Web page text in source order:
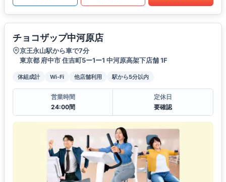
チョコザップ中河原店
京王永山駅から車で7分
東京都 府中市 住吉町5ー1ー1 中河原高架下店舗 1F
体組成計 Wi-Fi 他店舗利用 駅から5分以内
営業時間
24:00間
定休日
要確認